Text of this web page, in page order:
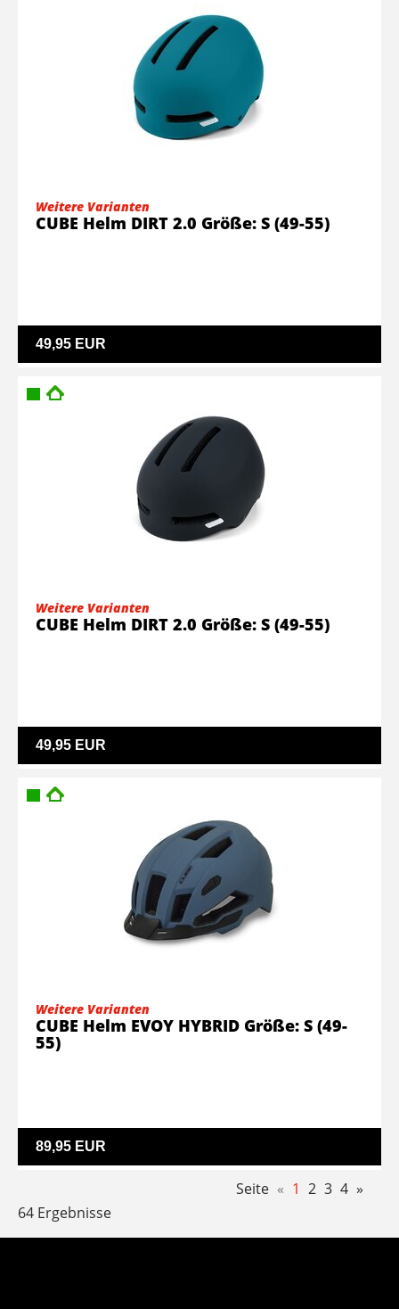
49,95 EUR
Weitere Varianten
CUBE Helm DIRT 2.0 Größe: S (49-55)
49,95 EUR
Weitere Varianten
CUBE Helm DIRT 2.0 Größe: S (49-55)
89,95 EUR
Weitere Varianten
CUBE Helm EVOY HYBRID Größe: S (49-
55)
Seite « 1 2 3 4 »
64 Ergebnisse